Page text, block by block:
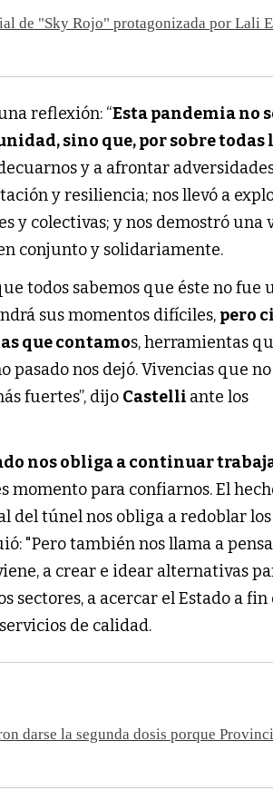
de "Sky Rojo" protagonizada por Lali
reflexión: “Esta pandemia no
sino que, por sobre todas
y a afrontar
y resiliencia; nos llevó a
y colectivas; y nos demostró una
conjunto y solidariamente.
todos sabemos que éste no fue
sus momentos difíciles, pero
que contamos, herramientas
nos dejó. Vivencias que
fuertes”, dijo Castelli ante los
nos obliga a continuar
momento para confiarnos. El
del túnel nos obliga a redoblar los
"Pero también nos llama a
a crear e idear alternativas
sectores, a acercar el Estado a fin
de calidad.
darse la segunda dosis porque